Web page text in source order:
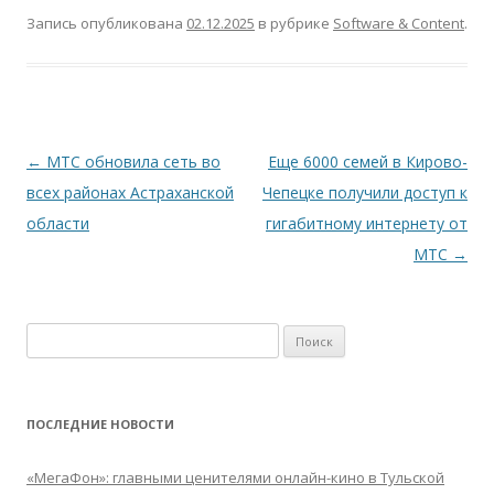
Запись опубликована 02.12.2025 в рубрике Software & Content.
Навигация
по
записям
← МТС обновила сеть во
всех районах Астраханской
области
Еще 6000 семей в Кирово-
Чепецке получили доступ к
гигабитному интернету от
МТС →
ПОСЛЕДНИЕ НОВОСТИ
«МегаФон»: главными ценителями онлайн-кино в Тульской